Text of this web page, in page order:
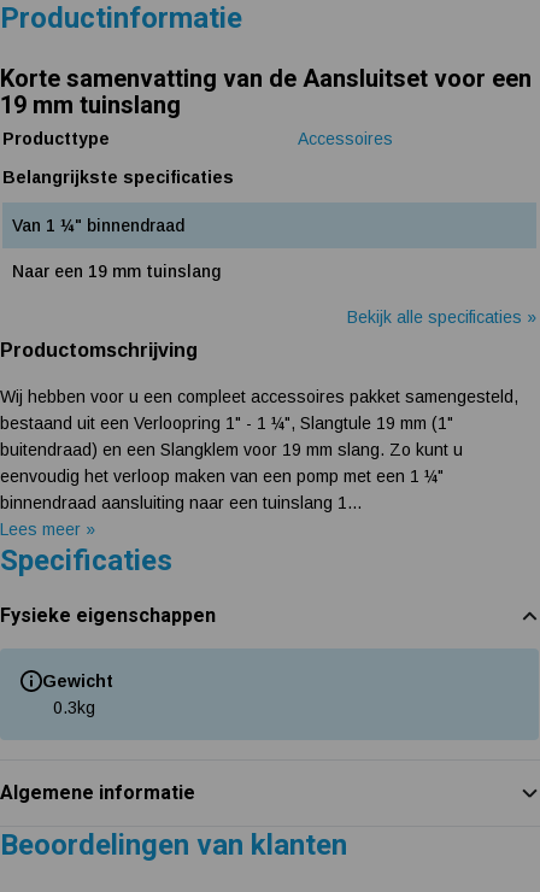
Productinformatie
Korte samenvatting van de Aansluitset voor een
19 mm tuinslang
Producttype
Accessoires
Belangrijkste specificaties
Van 1 ¼" binnendraad
Naar een 19 mm tuinslang
Bekijk alle specificaties »
Productomschrijving
Wij hebben voor u een compleet accessoires pakket samengesteld,
bestaand uit een Verloopring 1" - 1 ¼", Slangtule 19 mm (1"
buitendraad) en een Slangklem voor 19 mm slang. Zo kunt u
eenvoudig het verloop maken van een pomp met een 1 ¼"
binnendraad aansluiting naar een tuinslang 1...
Lees meer »
Specificaties
Fysieke eigenschappen
Gewicht
0.3kg
Algemene informatie
Beoordelingen van klanten